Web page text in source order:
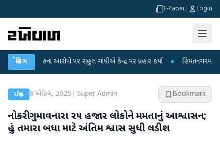
E-Paper Login
બ્રેકિંગ
લીકના આરોપો પર રાહુલ ગાંધીએ કેન્દ્ર પર પ્રહાર કર્યા ● હિંમતનગરમાં રહસ્યમય
રાષ્ટ્રીય 8 એપ્રિલ, 2025 Super Admin Bookmark
નોકરી ગુમાવનારા ૨૫ હજાર લોકોને મમતાનું આશ્વાસન;
હું તમારા બધા માટે અંતિમ શ્વાસ સુધી લડીશ